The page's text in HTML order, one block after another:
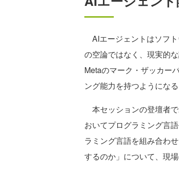
AIエージェントはソフ
の空論ではなく、現実的
Metaのマーク・ザッカー
ング能力を持つようにな
本セッションの登壇者
おいてプログラミング言
ラミング言語を組み合わ
するのか」について、現